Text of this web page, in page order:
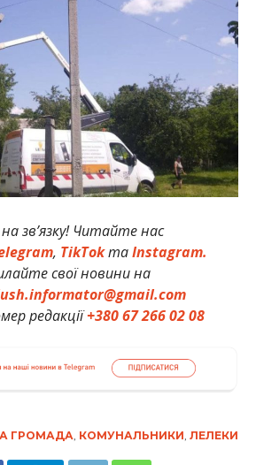
зв’язку! Читайте нас
, TikTokтаInstagram.
свої новини на
редакції+380 67 266 02 08
ГРОМАДА КОМУНАЛЬНИКИ ЛЕЛЕКИ